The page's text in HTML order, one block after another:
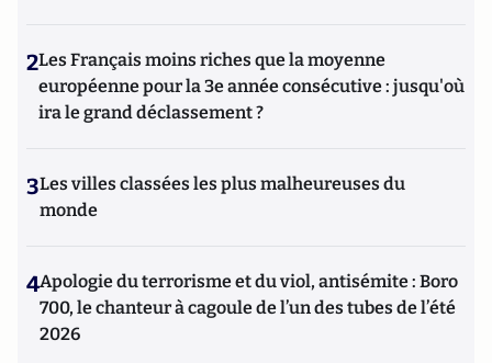
2Les Français moins riches que la moyenne
européenne pour la 3e année consécutive : jusqu'où
ira le grand déclassement ?
3Les villes classées les plus malheureuses du
monde
4Apologie du terrorisme et du viol, antisémite : Boro
700, le chanteur à cagoule de l’un des tubes de l’été
2026